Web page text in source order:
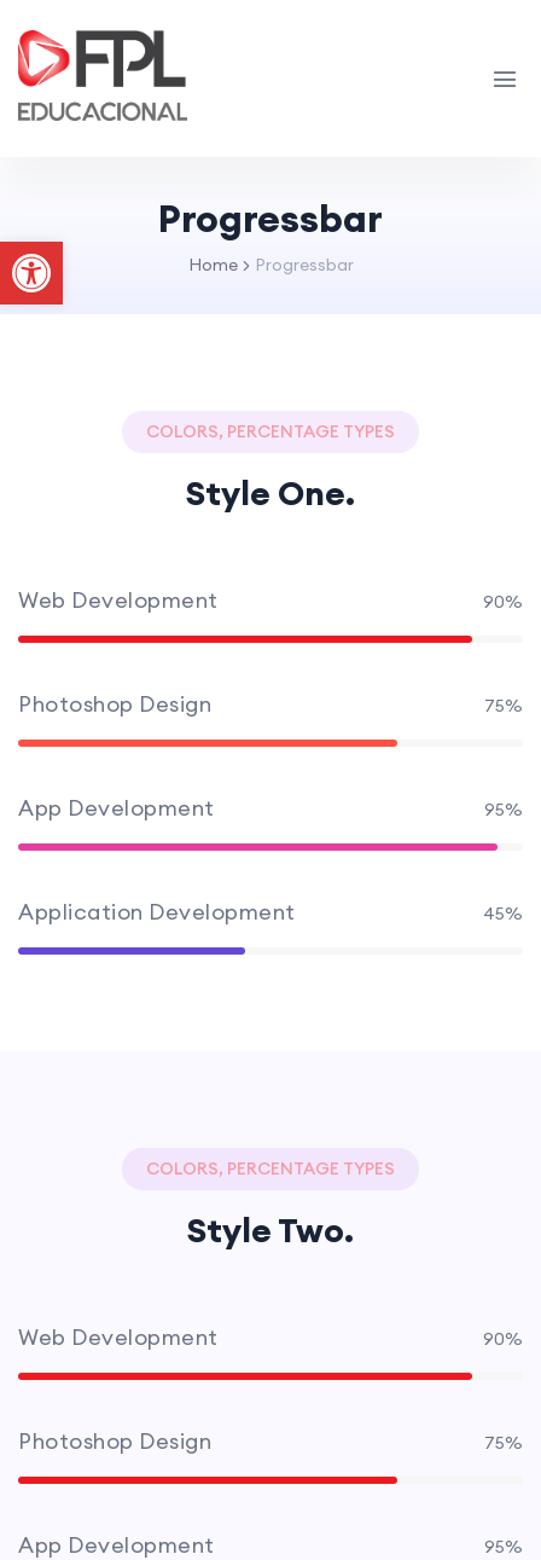
Progressbar
Home Progressbar
COLORS, PERCENTAGE TYPES
Style One.
Web Development 90%
Photoshop Design 75%
App Development 95%
Application Development 45%
COLORS, PERCENTAGE TYPES
Style Two.
Web Development 90%
Photoshop Design 75%
App Development 95%
Abrir a barra de ferramentas